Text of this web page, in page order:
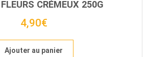
CRÉMEUX 250G
4,90€
Ajouter au panier